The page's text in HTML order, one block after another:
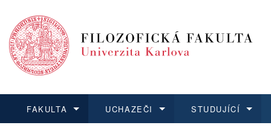
FAKULTA UCHAZEČI STUDUJÍCÍ